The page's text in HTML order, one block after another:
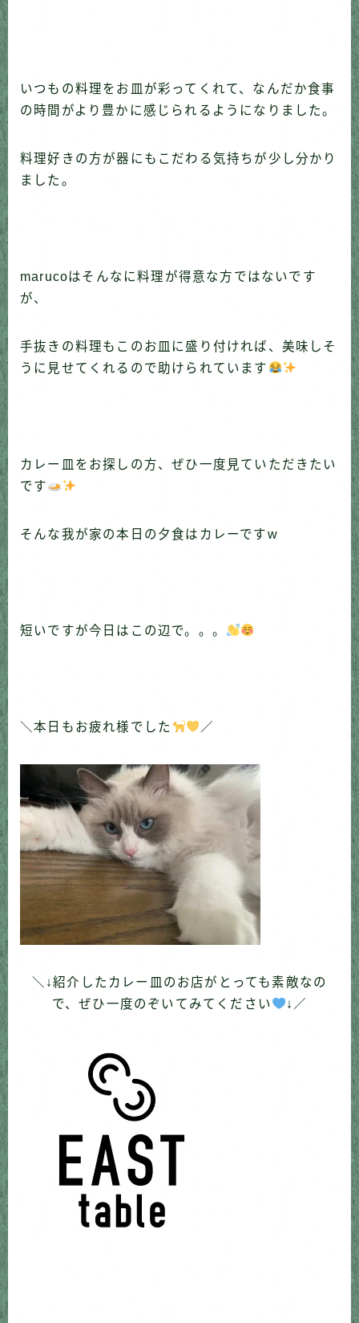
いつもの料理をお皿が彩ってくれて、なんだか食事
の時間がより豊かに感じられるようになりました。
料理好きの方が器にもこだわる気持ちが少し分かり
ました。
marucoはそんなに料理が得意な方ではないです
が、
手抜きの料理もこのお皿に盛り付ければ、美味しそ
うに見せてくれるので助けられています
カレー皿をお探しの方、ぜひ一度見ていただきたい
です
そんな我が家の本日の夕食はカレーですw
短いですが今日はこの辺で。。。
＼本日もお疲れ様でした ／
＼↓紹介したカレー皿のお店がとっても素敵なの
で、ぜひ一度のぞいてみてください
↓／